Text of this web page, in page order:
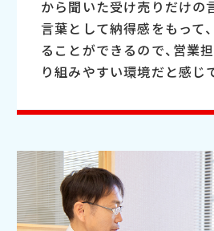
から聞いた受け売りだけの
言葉として納得感をもって
ることができるので、営業
り組みやすい環境だと感じ